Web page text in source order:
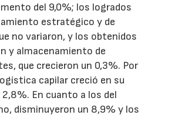
del 9,0%; los logrados
estratégico y de
no variaron, y los obtenidos
y almacenamiento de
que crecieron un 0,3%. Por
capilar creció en su
En cuanto a los del
disminuyeron un 8,9% y los